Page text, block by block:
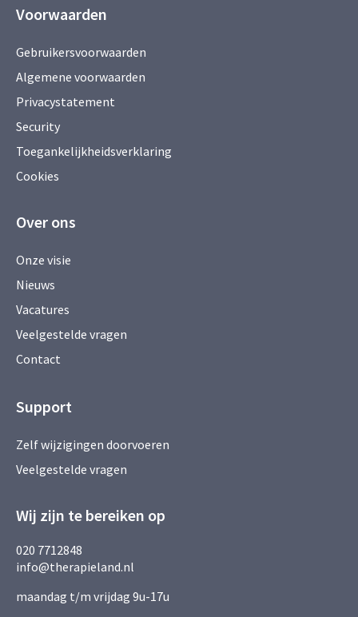
Voorwaarden
Gebruikersvoorwaarden
Algemene voorwaarden
Privacystatement
Security
Toegankelijkheidsverklaring
Cookies
Over ons
Onze visie
Nieuws
Vacatures
Veelgestelde vragen
Contact
Support
Zelf wijzigingen doorvoeren
Veelgestelde vragen
Wij zijn te bereiken op
020 7712848
info@therapieland.nl
maandag t/m vrijdag 9u-17u